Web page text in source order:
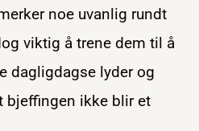
noe uvanlig rundt
viktig å trene dem til å
dagligdagse lyder og
bjeffingen ikke blir et